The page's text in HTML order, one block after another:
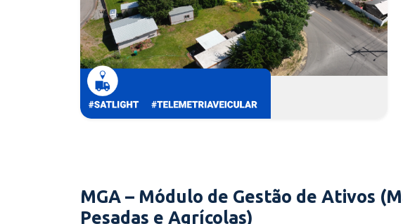
MGA – Módulo de Gestão de Ativos
Pesadas e Agrícolas)